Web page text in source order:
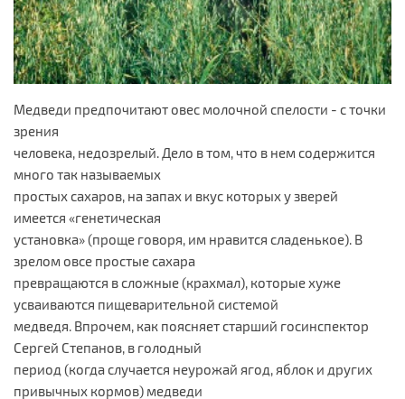
Медведи предпочитают овес молочной спелости - с точки
зрения
человека, недозрелый. Дело в том, что в нем содержится
много так называемых
простых сахаров, на запах и вкус которых у зверей
имеется «генетическая
установка» (проще говоря, им нравится сладенькое). В
зрелом овсе простые сахара
превращаются в сложные (крахмал), которые хуже
усваиваются пищеварительной системой
медведя. Впрочем, как поясняет старший госинспектор
Сергей Степанов, в голодный
период (когда случается неурожай ягод, яблок и других
привычных кормов) медведи